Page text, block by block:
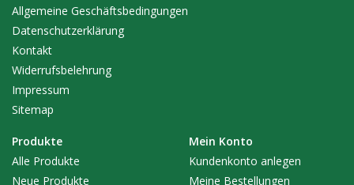
Allgemeine Geschäftsbedingungen
Datenschutzerklärung
Kontakt
Widerrufsbelehrung
Impressum
Sitemap
Produkte
Alle Produkte
Neue Produkte
Mein Konto
Kundenkonto anlegen
Meine Bestellungen